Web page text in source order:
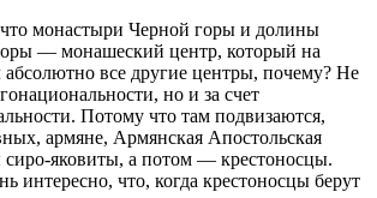
что монастыри Черной горы и долины
— монашеский центр, который на
абсолютно все другие центры, почему? Не
но и за счет
Потому что там подвизаются,
армяне, Армянская Апостольская
яковиты, а потом — крестоносцы.
интересно, что, когда крестоносцы берут